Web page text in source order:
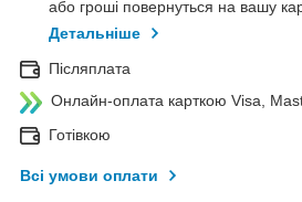
або гроші повернуться на вашу
Детальніше
Післяплата
Онлайн-оплата карткою Visa,
Готівкою
Всі умови оплати